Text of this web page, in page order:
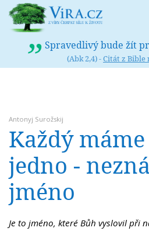
Spravedlivý bude žít
(Abk 2,4) -Citát z Bible
Antonyj Surožskij
Každý
jedno -
jméno
Je to jméno, které Bůh vyslovil při